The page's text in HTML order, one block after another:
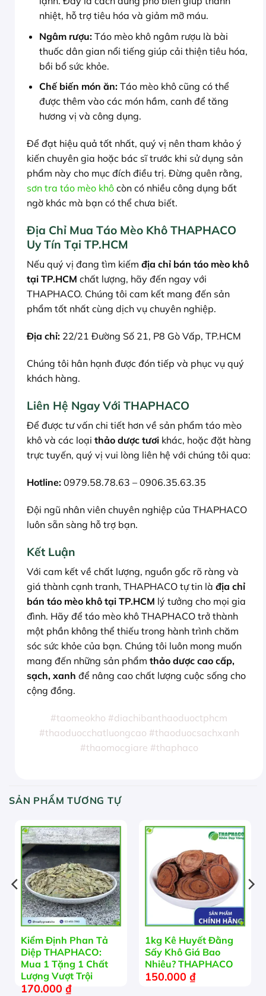
nhiệt, hỗ trợ tiêu hóa và giảm mỡ máu.
Ngâm rượu:Táo mèo khô ngâm rượu là bài
thuốc dân gian nổi tiếng giúp cải thiện tiêu hóa,
bồi bổ sức khỏe.
Chế biến món ăn:Táo mèo khô cũng có thể
được thêm vào các món hầm, canh để tăng
hương vị và công dụng.
Để đạt hiệu quả tốt nhất, quý vị nên tham khảo ý
kiến chuyên gia hoặc bác sĩ trước khi sử dụng sản
phẩm này cho mục đích điều trị. Đừng quên rằng,
sơn tra táo mèo khô còn có nhiều công dụng bất
ngờ khác mà bạn có thể chưa biết.
Địa Chỉ Mua Táo Mèo Khô THAPHACO
Uy Tín Tại TP.HCM
Nếu quý vị đang tìm kiếm địa chỉ bán táo mèo khô
tại TP.HCM chất lượng, hãy đến ngay với
THAPHACO. Chúng tôi cam kết mang đến sản
phẩm tốt nhất cùng dịch vụ chuyên nghiệp.
Địa chỉ: 22/21 Đường Số 21, P8 Gò Vấp, TP.HCM
Chúng tôi hân hạnh được đón tiếp và phục vụ quý
khách hàng.
Liên Hệ Ngay Với THAPHACO
Để được tư vấn chi tiết hơn về sản phẩm táo mèo
khô và các loại thảo dược tươi khác, hoặc đặt hàng
trực tuyến, quý vị vui lòng liên hệ với chúng tôi qua:
Hotline: 0979.58.78.63 – 0906.35.63.35
Đội ngũ nhân viên chuyên nghiệp của THAPHACO
luôn sẵn sàng hỗ trợ bạn.
Kết Luận
Với cam kết về chất lượng, nguồn gốc rõ ràng và
giá thành cạnh tranh, THAPHACO tự tin là địa chỉ
bán táo mèo khô tại TP.HCM lý tưởng cho mọi gia
đình. Hãy để táo mèo khô THAPHACO trở thành
một phần không thể thiếu trong hành trình chăm
sóc sức khỏe của bạn. Chúng tôi luôn mong muốn
mang đến những sản phẩm thảo dược cao cấp,
sạch, xanh để nâng cao chất lượng cuộc sống cho
cộng đồng.
#taomeokho #diachibanthaoduoctphcm
#thaoduocchatluongcao #thaoduocsachxanh
#thaomocgiare #thaphaco
SẢN PHẨM TƯƠNG TỰ
Kiểm Định Phan Tả
Diệp THAPHACO:
Mua 1 Tặng 1 Chất
Lượng Vượt Trội
170.000 ₫
1kg Kê Huyết Đằng
Sấy Khô Giá Bao
Nhiêu? THAPHACO
150.000 ₫